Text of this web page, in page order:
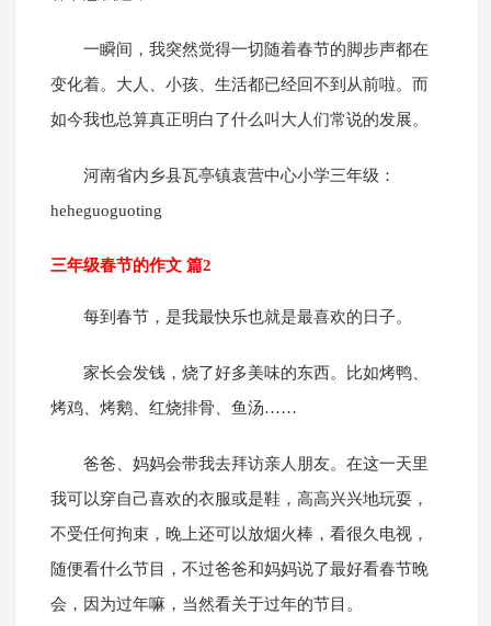
一瞬间，我突然觉得一切随着春节的脚步声都在
变化着。大人、小孩、生活都已经回不到从前啦。而
如今我也总算真正明白了什么叫大人们常说的发展。
河南省内乡县瓦亭镇袁营中心小学三年级：
heheguoguoting
三年级春节的作文 篇2
每到春节，是我最快乐也就是最喜欢的日子。
家长会发钱，烧了好多美味的东西。比如烤鸭、
烤鸡、烤鹅、红烧排骨、鱼汤……
爸爸、妈妈会带我去拜访亲人朋友。在这一天里
我可以穿自己喜欢的衣服或是鞋，高高兴兴地玩耍，
不受任何拘束，晚上还可以放烟火棒，看很久电视，
随便看什么节目，不过爸爸和妈妈说了最好看春节晚
会，因为过年嘛，当然看关于过年的节目。